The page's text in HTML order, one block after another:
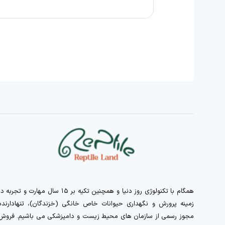
همگام با تکنولوژی روز دنیا و همچنین تکیه بر ۱۵ سال مهارت و
زمینه پرورش و نگهداری حیوانات خاص خانگی (خزندگان)،
مجوز رسمی از سازمان های محیط زیست و دامپزشکی می باشیم.